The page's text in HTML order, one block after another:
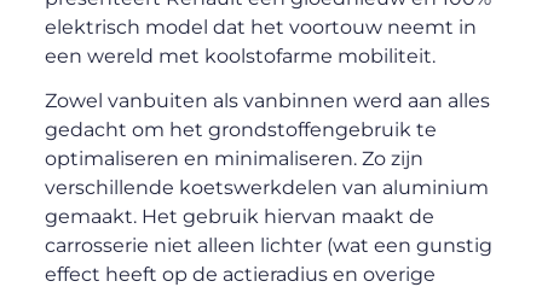
elektrisch model dat het voortouw neemt in
een wereld met koolstofarme mobiliteit.
Zowel vanbuiten als vanbinnen werd aan alles
gedacht om het grondstoffengebruik te
optimaliseren en minimaliseren. Zo zijn
verschillende koetswerkdelen van aluminium
gemaakt. Het gebruik hiervan maakt de
carrosserie niet alleen lichter (wat een gunstig
effect heeft op de actieradius en overige